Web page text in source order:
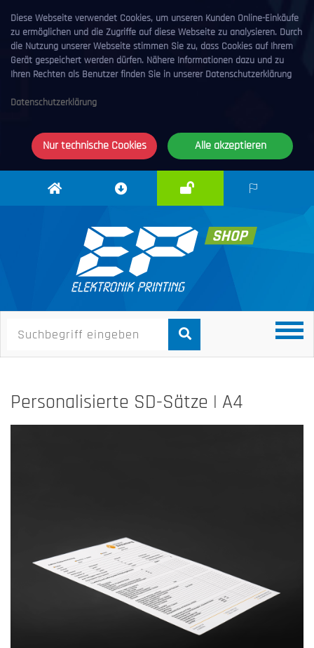
Diese Webseite verwendet Cookies, um unseren Kunden Online-Einkäufe
zu ermöglichen und die Zugriffe auf diese Webseite zu analysieren. Durch
die Nutzung unserer Webseite stimmen Sie zu, dass Cookies auf Ihrem
Gerät gespeichert werden dürfen. Nähere Informationen dazu und zu
Ihren Rechten als Benutzer finden Sie in unserer Datenschutzerklärung
Datenschutzerklärung
Nur technische Cookies Alle akzeptieren
Elektronik
Downloadcenter
Personalisierte SD-Sätze | A4